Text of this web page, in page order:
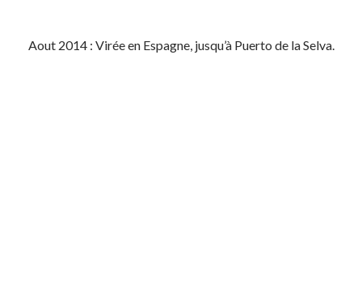
Aout 2014 : Virée en Espagne, jusqu’à Puerto de la Selva.